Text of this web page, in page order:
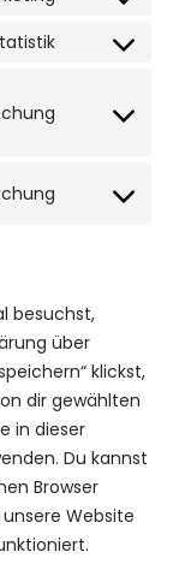
v
i
c
e
w
o
r
d
p
r
v
c
e
g
o
o
g
s
e
r
v
i
c
e
g
o
t
o
s
e
r
v
i
c
e
e
n
t
t
o
s
e
r
v
besuchst,
über
klickst,
dir gewählten
in dieser
Du kannst
Browser
Website